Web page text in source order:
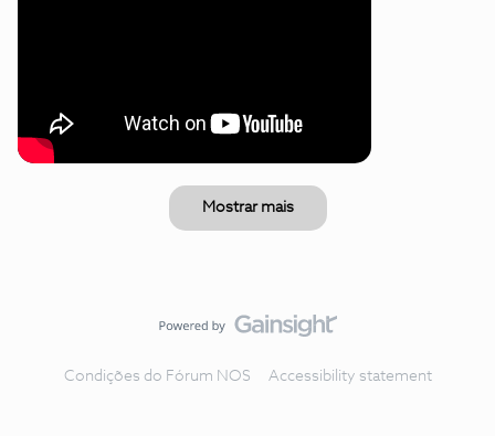
Mostrar mais
Condições do Fórum NOS Accessibility statement